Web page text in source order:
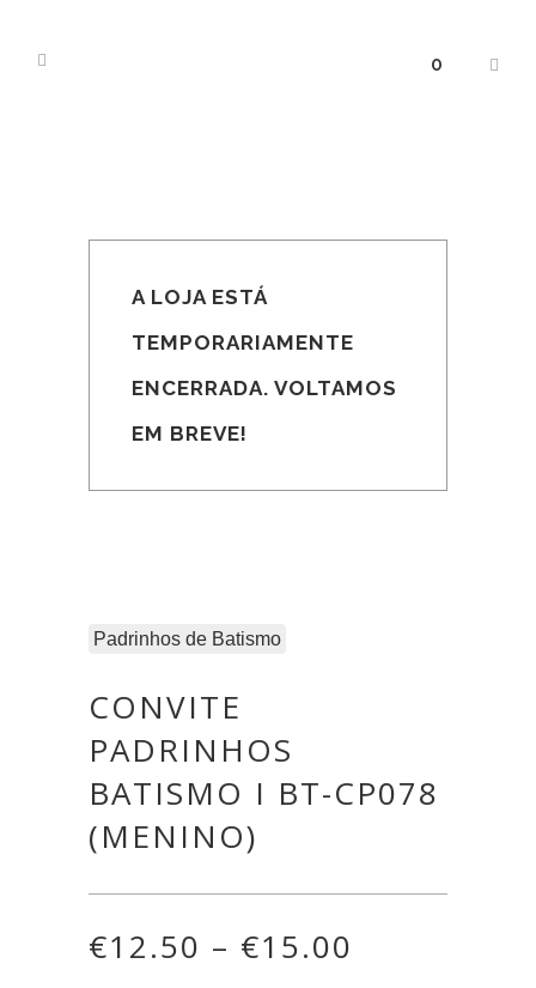
0
A LOJA ESTÁ
TEMPORARIAMENTE
ENCERRADA. VOLTAMOS
EM BREVE!
Padrinhos de Batismo
CONVITE
PADRINHOS
BATISMO I BT-CP078
(MENINO)
€12.50 – €15.00